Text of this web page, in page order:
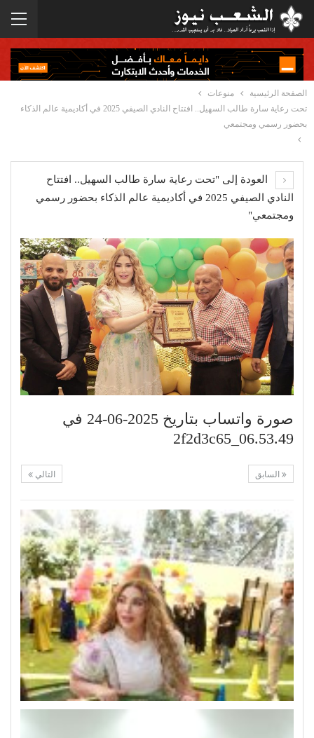
الصفحة الرئيسية
منوعات
تحت رعاية سارة طالب السهيل.. افتتاح النادي الصيفي 2025 في أكاديمية عالم الذكاء
بحضور رسمي ومجتمعي
العودة إلى "تحت رعاية سارة طالب السهيل.. افتتاح
النادي الصيفي 2025 في أكاديمية عالم الذكاء بحضور رسمي
ومجتمعي"
صورة واتساب بتاريخ 2025-06-24 في
06.53.49_2f2d3c65
التالي السابق